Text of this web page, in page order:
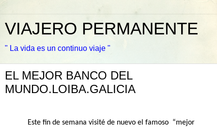
VIAJERO PERMANENTE
" La vida es un continuo viaje "
EL MEJOR BANCO DEL
MUNDO.LOIBA.GALICIA
Este fin de semana visité de nuevo el famoso “mejor